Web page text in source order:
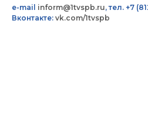
e-mail inform@1tvspb.ru, тел. +7
Вконтакте: vk.com/1tvspb